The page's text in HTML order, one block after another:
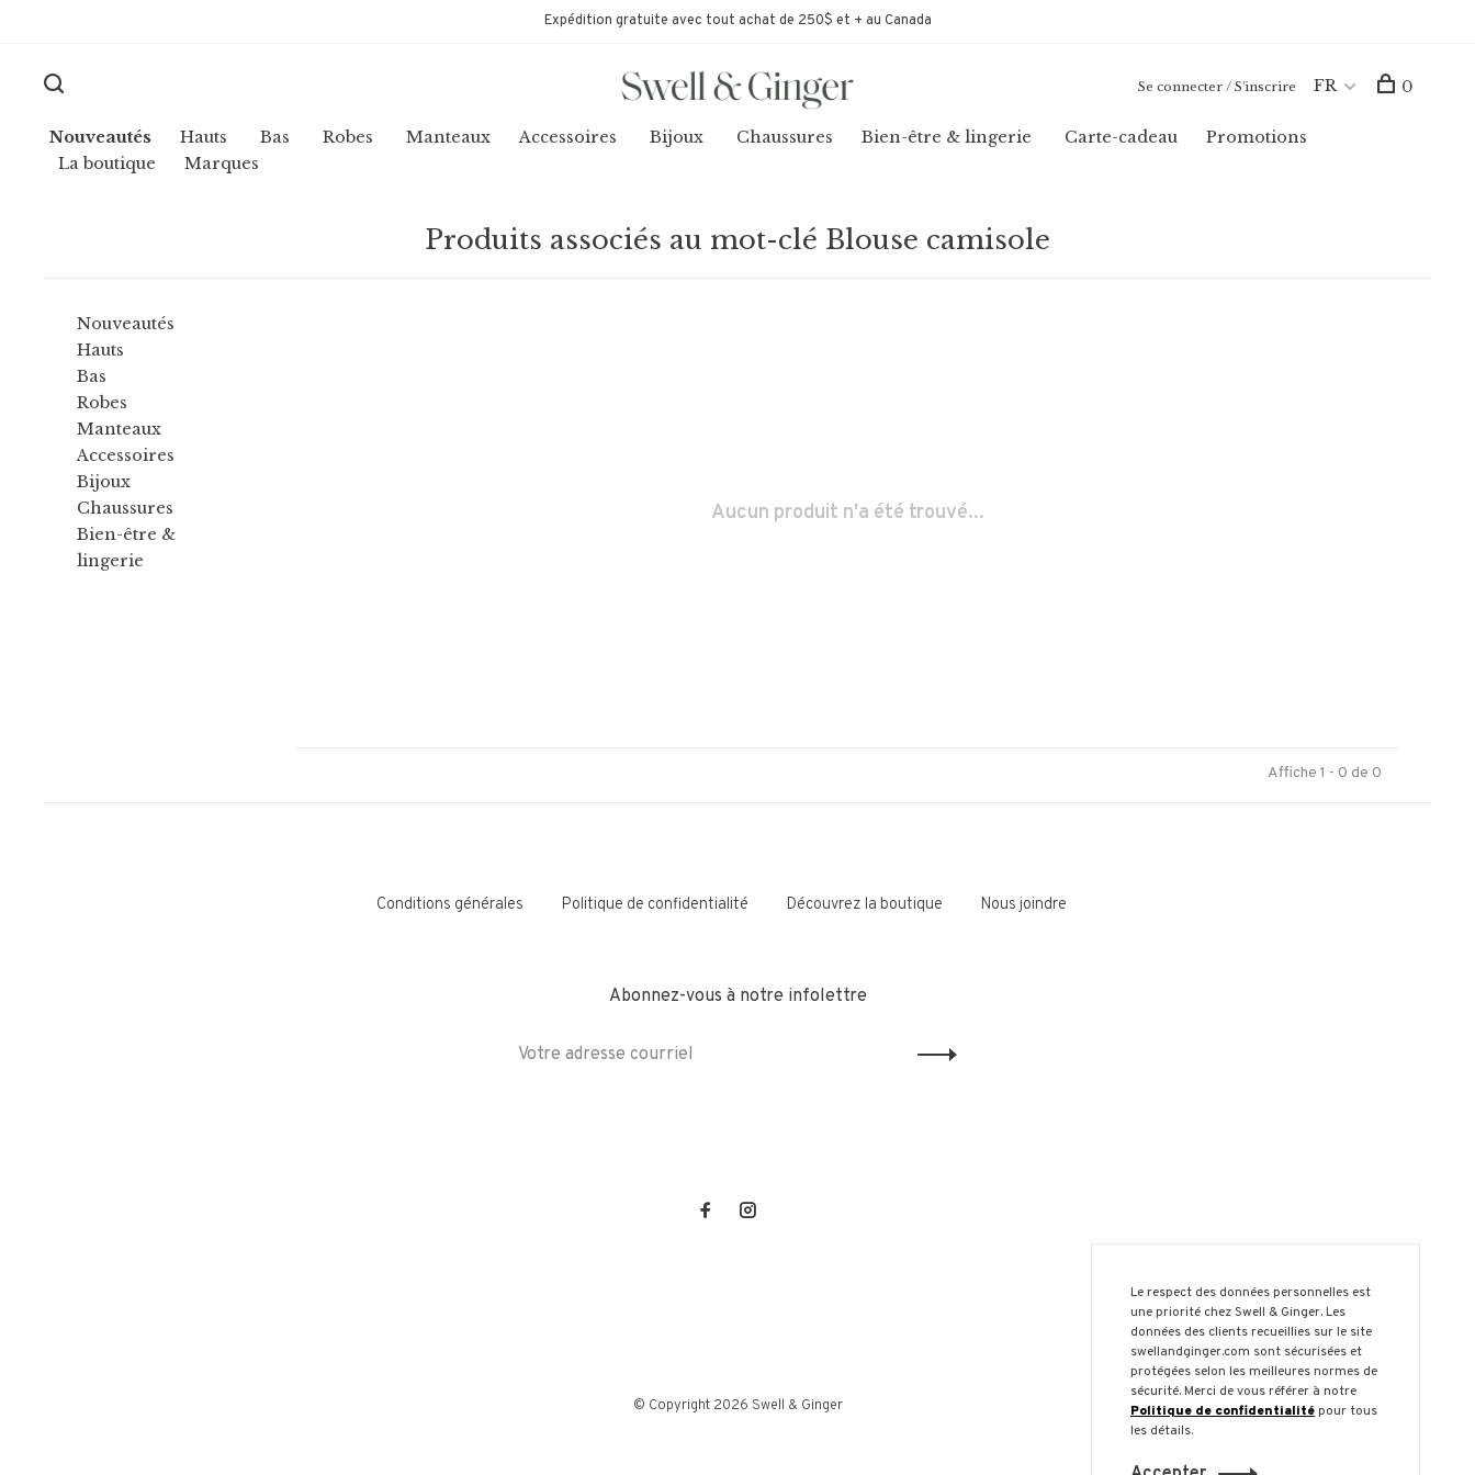
Expédition gratuite avec tout achat de 250$ et + au Canada
Nouveautés Hauts Bas Robes Manteaux Accessoires Bijoux Chaussures Bien-être & lingerie Carte-cadeau
Promotions
La boutique
Marques
Se connecter / S'inscrire FR 0
Produits associés au mot-clé Blouse camisole
Nouveautés
Hauts
Bas
Robes
Manteaux
Accessoires
Bijoux
Chaussures
Bien-être &
lingerie
Aucun produit n'a été trouvé...
Affiche 1 - 0 de 0
Conditions générales Politique de confidentialité Découvrez la boutique Nous joindre
Abonnez-vous à notre infolettre
© Copyright 2026 Swell & Ginger
Le respect des données personnelles est
une priorité chez Swell & Ginger. Les
données des clients recueillies sur le site
swellandginger.com sont sécurisées et
protégées selon les meilleures normes de
sécurité. Merci de vous référer à notre
Politique de confidentialitépour tous
les détails.